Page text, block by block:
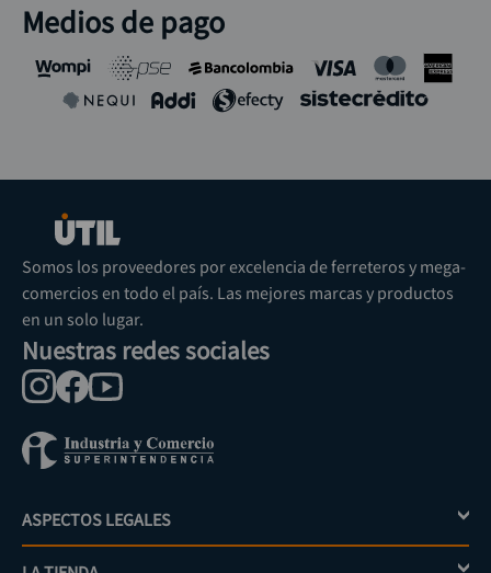
Medios de pago
Somos los proveedores por excelencia de ferreteros y mega-
comercios en todo el país. Las mejores marcas y productos
en un solo lugar.
Nuestras redes sociales
ASPECTOS LEGALES +